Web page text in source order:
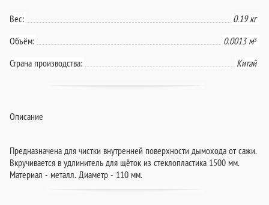
Вес:
0.19 кг
Объём:
0.0013 м³
Страна производства:
Китай
Описание
Предназначена для чистки внутренней поверхности дымохода от сажи.
Вкручивается в удлинитель для щёток из стеклопластика 1500 мм.
Материал - металл. Диаметр - 110 мм.